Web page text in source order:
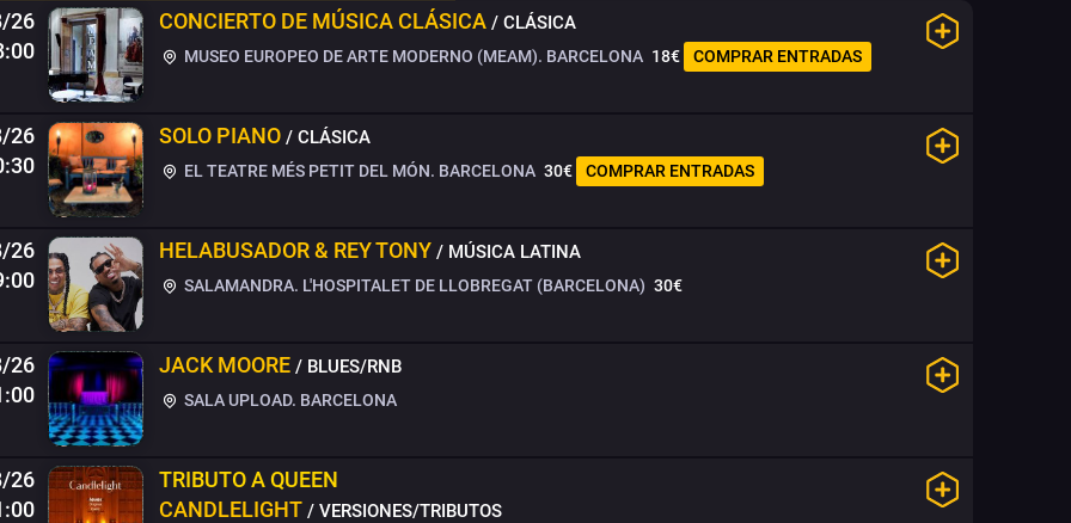
26
CONCIERTO DE MÚSICA CLÁSICA / CLÁSICA
MUSEO EUROPEO DE ARTE MODERNO (MEAM). BARCELONA 18€ COMPRAR ENTRADAS
26
SOLO PIANO / CLÁSICA
EL TEATRE MÉS PETIT DEL MÓN. BARCELONA 30€ COMPRAR ENTRADAS
26
HELABUSADOR & REY TONY / MÚSICA LATINA
SALAMANDRA. L'HOSPITALET DE LLOBREGAT (BARCELONA) 30€
26
JACK MOORE / BLUES/RNB
SALA UPLOAD. BARCELONA
26
TRIBUTO A QUEEN
CANDLELIGHT / VERSIONES/TRIBUTOS